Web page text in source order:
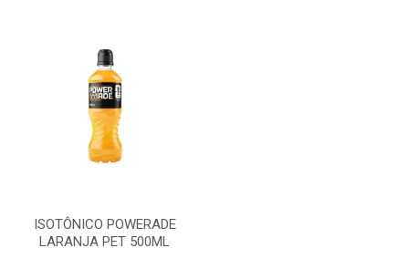
ISOTÔNICO POWERADE
LARANJA PET 500ML